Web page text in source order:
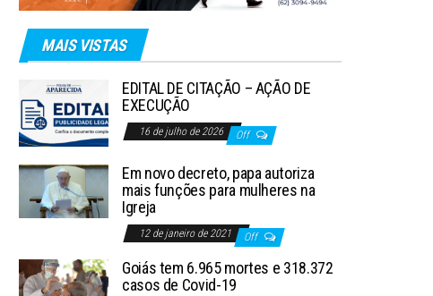
MAIS VISTAS
EDITAL DE CITAÇÃO – AÇÃO DE
EXECUÇÃO
16 de julho de 2026 Off
Em novo decreto, papa autoriza
mais funções para mulheres na
Igreja
12 de janeiro de 2021 Off
Goiás tem 6.965 mortes e 318.372
casos de Covid-19